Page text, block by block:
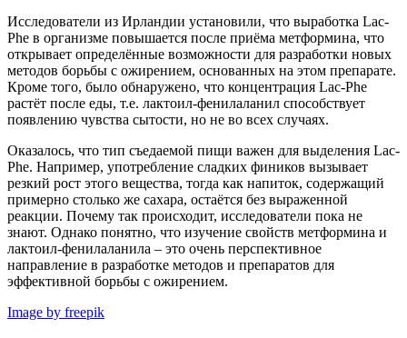
Исследователи из Ирландии установили, что выработка Lac-
Phe в организме повышается после приёма метформина, что
открывает определённые возможности для разработки новых
методов борьбы с ожирением, основанных на этом препарате.
Кроме того, было обнаружено, что концентрация Lac-Phe
растёт после еды, т.е. лактоил-фенилаланил способствует
появлению чувства сытости, но не во всех случаях.
Оказалось, что тип съедаемой пищи важен для выделения Lac-
Phe. Например, употребление сладких фиников вызывает
резкий рост этого вещества, тогда как напиток, содержащий
примерно столько же сахара, остаётся без выраженной
реакции. Почему так происходит, исследователи пока не
знают. Однако понятно, что изучение свойств метформина и
лактоил-фенилаланила – это очень перспективное
направление в разработке методов и препаратов для
эффективной борьбы с ожирением.
Image by freepik